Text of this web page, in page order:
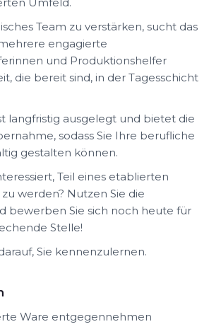
Team zu verstärken, sucht das
engagierte
und Produktionshelfer
die bereit sind, in der Tagesschicht
langfristig ausgelegt und bietet die
sodass Sie Ihre berufliche
gestalten können.
Teil eines etablierten
werden? Nutzen Sie die
bewerben Sie sich noch heute für
Stelle!
Sie kennenzulernen.
Ware entgegennehmen